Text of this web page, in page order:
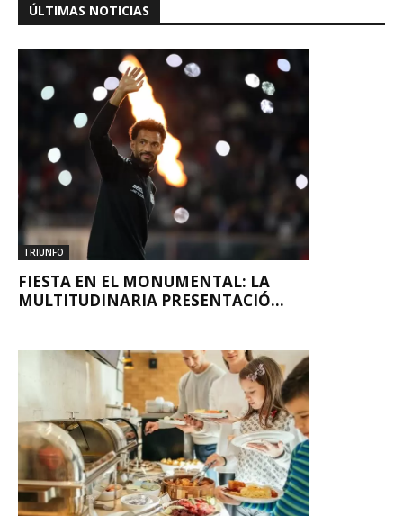
ÚLTIMAS NOTICIAS
TRIUNFO
FIESTA EN EL MONUMENTAL: LA
MULTITUDINARIA PRESENTACIÓ...